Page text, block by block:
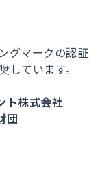
グマークの認証
ています。
ト株式会社
団